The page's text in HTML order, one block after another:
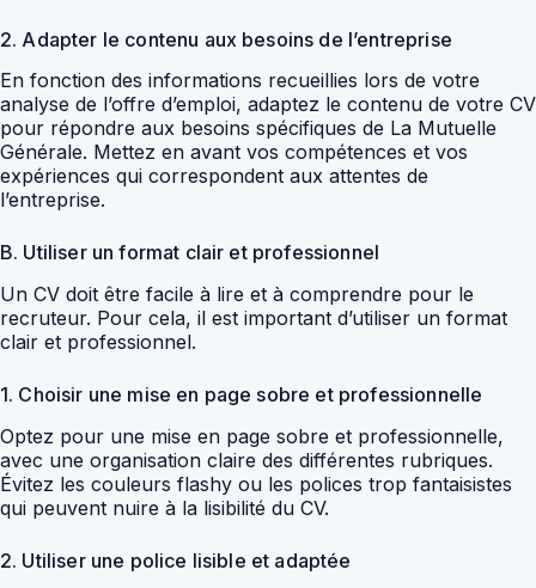
2. Adapter le contenu aux besoins de l’entreprise
En fonction des informations recueillies lors de votre
analyse de l’offre d’emploi, adaptez le contenu de votre CV
pour répondre aux besoins spécifiques de La Mutuelle
Générale. Mettez en avant vos compétences et vos
expériences qui correspondent aux attentes de
l’entreprise.
B. Utiliser un format clair et professionnel
Un CV doit être facile à lire et à comprendre pour le
recruteur. Pour cela, il est important d’utiliser un format
clair et professionnel.
1. Choisir une mise en page sobre et professionnelle
Optez pour une mise en page sobre et professionnelle,
avec une organisation claire des différentes rubriques.
Évitez les couleurs flashy ou les polices trop fantaisistes
qui peuvent nuire à la lisibilité du CV.
2. Utiliser une police lisible et adaptée